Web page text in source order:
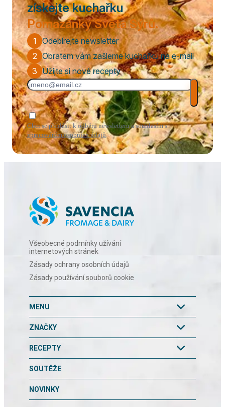
získejte kuchařku
Pomazánky Světa Sýrů.
1 Odebírejte newsletter
2 Obratem vám zašleme kuchařku na e-mail
3 Užijte si nové recepty
Chci se přihlásit k odběru newsletteru a souhlasím s
zpracováním osobních údajů.
Všeobecné podmínky užívání
internetových stránek
Zásady ochrany osobních údajů
Zásady používání souborů cookie
MENU
ZNAČKY
RECEPTY
SOUTĚŽE
NOVINKY